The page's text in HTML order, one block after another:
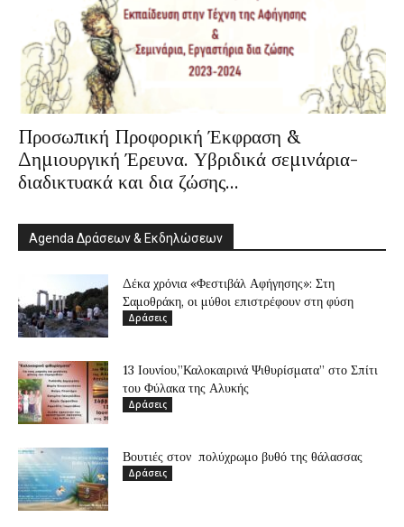
Προσωπική Προφορική Έκφραση &
Δημιουργική Έρευνα. Υβριδικά σεμινάρια-
διαδικτυακά και δια ζώσης...
Agenda Δράσεων & Εκδηλώσεων
Δέκα χρόνια «Φεστιβάλ Αφήγησης»: Στη
Σαμοθράκη, οι μύθοι επιστρέφουν στη φύση
Δράσεις
13 Ιουνίου,”Καλοκαιρινά Ψιθυρίσματα” στο Σπίτι
του Φύλακα της Αλυκής
Δράσεις
Βουτιές στον πολύχρωμο βυθό της θάλασσας
Δράσεις